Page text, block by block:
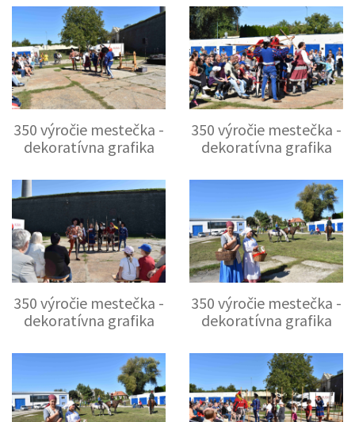
350 výročie mestečka -
dekoratívna grafika
350 výročie mestečka -
dekoratívna grafika
350 výročie mestečka -
dekoratívna grafika
350 výročie mestečka -
dekoratívna grafika